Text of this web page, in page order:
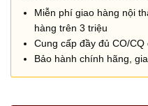
Miễn phí giao hàng nội
hàng trên 3 triệu
Cung cấp đầy đủ CO/
Bảo hành chính hãng,